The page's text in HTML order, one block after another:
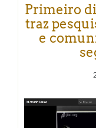
Primeiro
traz
e